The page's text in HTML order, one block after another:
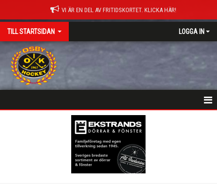
VI ÄR EN DEL AV FRITIDSKORTET. KLICKA HÄR!
TILL STARTSIDAN LOGGA IN